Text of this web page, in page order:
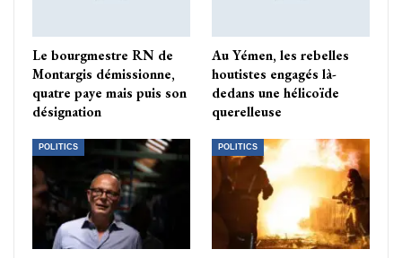
Le bourgmestre RN de
Montargis démissionne,
quatre paye mais puis son
désignation
Au Yémen, les rebelles
houtistes engagés là-
dedans une hélicoïde
querelleuse
POLITICS POLITICS